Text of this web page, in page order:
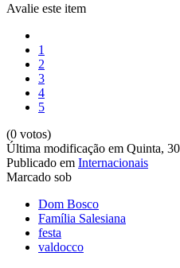
Avalie este item
1
2
3
4
5
(0 votos)
Última modificação em Quinta,
Publicado em Internacionais
Marcado sob
Dom Bosco
Família Salesiana
festa
valdocco